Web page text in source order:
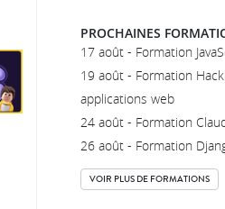
PROCHAINES
17 août - Formation
19 août - Formation
applications web
24 août - Formation
26 août - Formation
VOIR PLUS DE FORMATIONS